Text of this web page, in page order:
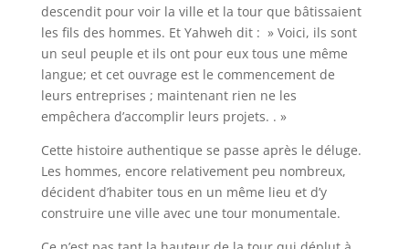
descendit pour voir la ville et la tour que bâtissaient
les fils des hommes. Et Yahweh dit : » Voici, ils sont
un seul peuple et ils ont pour eux tous une même
langue; et cet ouvrage est le commencement de
leurs entreprises ; maintenant rien ne les
empêchera d’ac­complir leurs projets. . »
Cette histoire authentique se passe après le déluge.
Les hommes, encore relativement peu nombreux,
décident d’habiter tous en un même lieu et d’y
construire une ville avec une tour monumentale.